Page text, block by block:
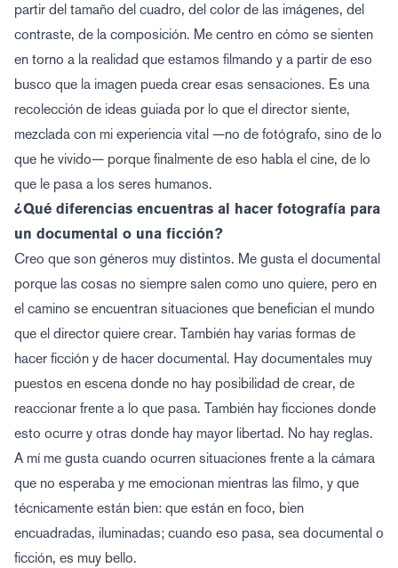
partir del tamaño del cuadro, del color de las imágenes, del
contraste, de la composición. Me centro en cómo se sienten
en torno a la realidad que estamos filmando y a partir de eso
busco que la imagen pueda crear esas sensaciones. Es una
recolección de ideas guiada por lo que el director siente,
mezclada con mi experiencia vital —no de fotógrafo, sino de lo
que he vivido— porque finalmente de eso habla el cine, de lo
que le pasa a los seres humanos.
¿Qué diferencias encuentras al hacer fotografía para
un documental o una ficción?
Creo que son géneros muy distintos. Me gusta el documental
porque las cosas no siempre salen como uno quiere, pero en
el camino se encuentran situaciones que benefician el mundo
que el director quiere crear. También hay varias formas de
hacer ficción y de hacer documental. Hay documentales muy
puestos en escena donde no hay posibilidad de crear, de
reaccionar frente a lo que pasa. También hay ficciones donde
esto ocurre y otras donde hay mayor libertad. No hay reglas.
A mí me gusta cuando ocurren situaciones frente a la cámara
que no esperaba y me emocionan mientras las filmo, y que
técnicamente están bien: que están en foco, bien
encuadradas, iluminadas; cuando eso pasa, sea documental o
ficción, es muy bello.